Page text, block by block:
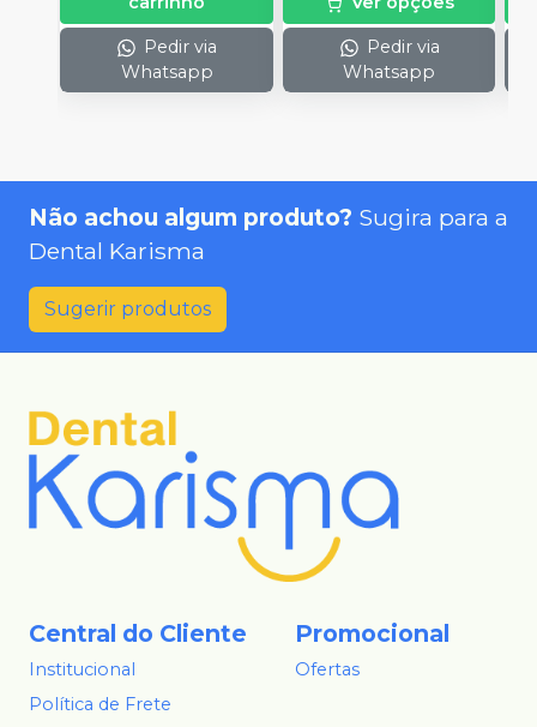
Pedir via
Whatsapp
Pedir via
Whatsapp
Não achou algum produto? Sugira para a
Dental Karisma
Sugerir produtos
Central do Cliente
Institucional
Política de Frete
Promocional
Ofertas